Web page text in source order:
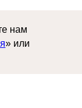
нам
» или